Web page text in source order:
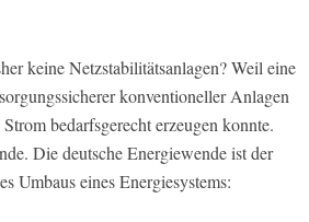
keine Netzstabilitätsanlagen? Weil eine
konventioneller Anlagen
bedarfsgerecht erzeugen konnte.
Die deutsche Energiewende ist der
Umbaus eines Energiesystems: